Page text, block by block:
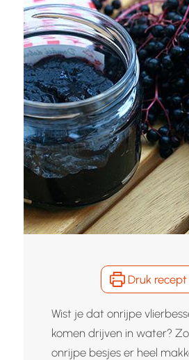
Druk
Wist je dat onrijpe
komen drijven in water?
onrijpe besjes er heel